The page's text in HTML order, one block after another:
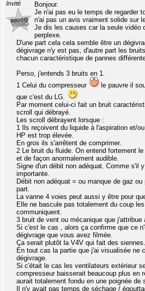
Invité
Bonjour.
Je n'ai pas eu le temps de regarder
n'ai pas un avis vraiment solide sur
Je dis les causes car la seule vidéo
perplexe.
D'une part cela cela semble être un
dégivrage n'y est pas, d'autre part les
chacun caractéristique de pannes
Perso, j'entends 3 bruits en 1.
1 Celui du compresseur
le pauvre il
que c'est du LG.
Par moment celui-ci fait un bruit
scroll qui débrayé.
Les scroll débrayent lorsque :
1 Ils reçoivent du liquide à l'aspiration et/
HP est trop élevée.
En gros ils s'arrêtent de comprimer.
2 Le bruit du fluide. On entend fortement
et de façon anormalement audible.
Signe d'un débit non adéquat. Comme s'il
importante.
Débit non adéquat = ou manque de gaz
part.
La vanne 4 voies peut aussi y être pour
Elle ne bascule pas totalement du coup
communiquent.
3 bruit de vent ou mécanique que j'attribue
Si c'est le cas , alors ça confirme que ce
dégivrage que vous avez filmée.
Ça serait plutôt la V4V qui fait des siennes.
En tout cas la partie que j'ai visualisée ne
dégivrage.
Si c'était le cas les ventilateurs extérieur
compresseur baisserait beaucoup plus en
aurait totalement fondu en une poignée de
Il n'y avait pas temps de séchage /